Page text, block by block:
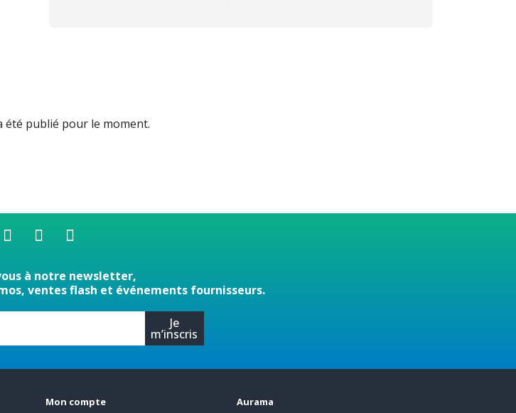
été publié pour le moment.
à notre newsletter,
ventes flash et événements fournisseurs.
Je
m’inscris
Mon compte Aurama